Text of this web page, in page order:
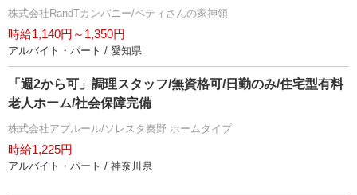
株式会社RandTカンパニー/ベティさんの家神領
時給1,140円～1,350円
アルバイト・パート / 愛知県
「週2から可」調理スタッフ/無資格可/日勤のみ/住宅型有料
老人ホーム/社会保障完備
株式会社アプルール/ソレスタ秦野 ホームタイプ
時給1,225円
アルバイト・パート / 神奈川県